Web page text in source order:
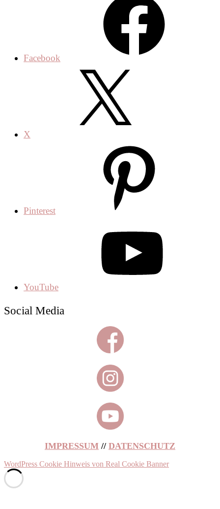
Facebook
X
Pinterest
YouTube
Social Media
IMPRESSUM // DATENSCHUTZ
WordPress Cookie Hinweis von Real Cookie Banner